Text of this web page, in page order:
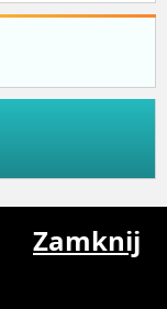
Zamknij